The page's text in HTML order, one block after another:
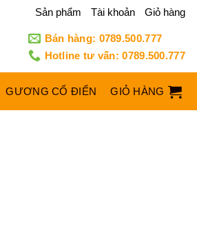
Sản phẩm Tài khoản Giỏ hàng
Bán hàng: 0789.500.777
Hotline tư vấn: 0789.500.777
GƯƠNG CỔ ĐIỂN GIỎ HÀNG